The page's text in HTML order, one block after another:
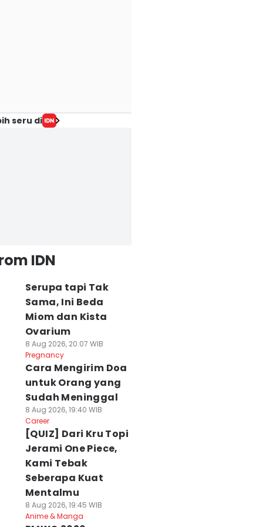
seru di
IDN
Serupa tapi Tak
Sama, Ini Beda
Miom dan Kista
Ovarium
8 Aug 2026, 20:07 WIB
Pregnancy
Cara Mengirim Doa
untuk Orang yang
Sudah Meninggal
8 Aug 2026, 19:40 WIB
Career
[QUIZ] Dari Kru Topi
Jerami One Piece,
Kami Tebak
Seberapa Kuat
Mentalmu
8 Aug 2026, 19:45 WIB
Anime & Manga